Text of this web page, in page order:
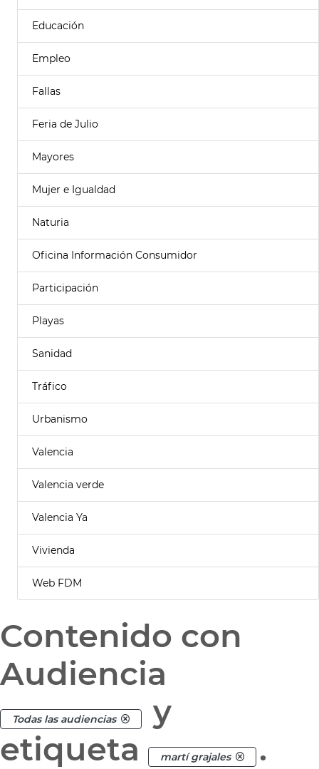
Educación
Empleo
Fallas
Feria de Julio
Mayores
Mujer e Igualdad
Naturia
Oficina Información Consumidor
Participación
Playas
Sanidad
Tráfico
Urbanismo
Valencia
Valencia verde
Valencia Ya
Vivienda
Web FDM
Contenido con
Audiencia
Todas las audiencias
y
etiqueta
martí grajales .